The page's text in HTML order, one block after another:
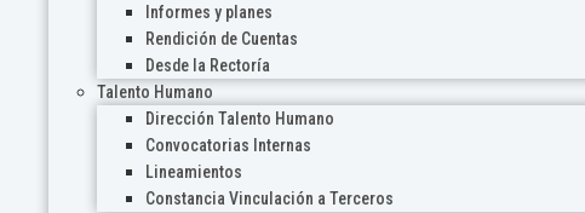
Informes y planes
Rendición de Cuentas
Desde la Rectoría
Talento Humano
Dirección Talento Humano
Convocatorias Internas
Lineamientos
Constancia Vinculación a Terceros